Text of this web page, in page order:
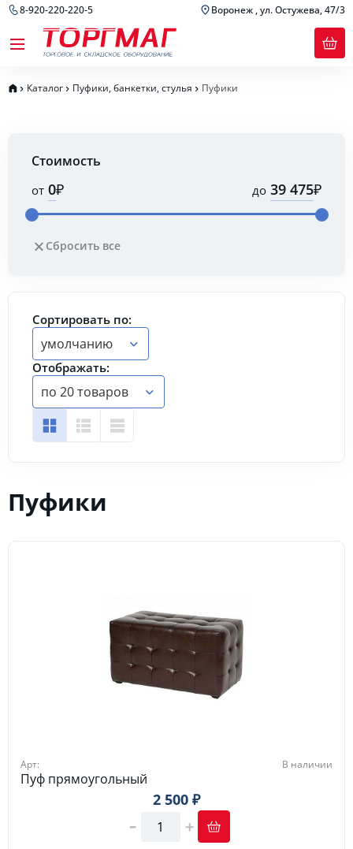
8-920-220-220-5 Воронеж , ул. Остужева, 47/3
Каталог Пуфики, банкетки, стулья Пуфики
Стоимость
от ₽ до ₽
Сбросить все
Сортировать по:
умолчанию
Отображать:
по 20 товаров
Пуфики
Арт: В наличии
Пуф прямоугольный
2 500 ₽